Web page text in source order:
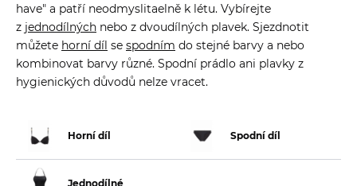
have" a patří neodmyslitaelně k létu. Vybírejte
z jednodílných nebo z dvoudílných plavek. Sjezdnotit
můžete horní díl se spodním do stejné barvy a nebo
kombinovat barvy různé. Spodní prádlo ani plavky z
hygienických důvodů nelze vracet.
Horní díl Spodní díl
Jednodílné